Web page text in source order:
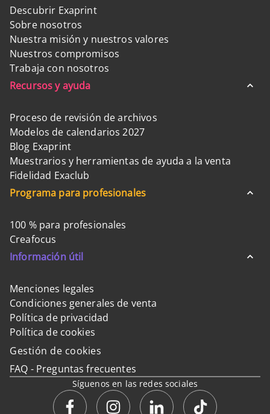
Descubrir Exaprint
Sobre nosotros
Nuestra misión y nuestros valores
Nuestros compromisos
Trabaja con nosotros
Recursos y ayuda
Proceso de revisión de archivos
Modelos de calendarios 2027
Blog Exaprint
Muestrarios y herramientas de ayuda a la venta
Fidelidad Exaclub
Programa para profesionales
100 % para profesionales
Creafocus
Información útil
Menciones legales
Condiciones generales de venta
Política de privacidad
Política de cookies
Gestión de cookies
FAQ - Preguntas frecuentes
Síguenos en las redes sociales